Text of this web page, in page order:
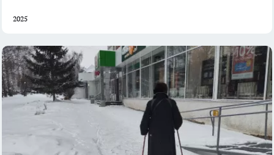
2025